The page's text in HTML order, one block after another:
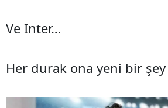
Ve Inter…
Her durak ona yeni bir